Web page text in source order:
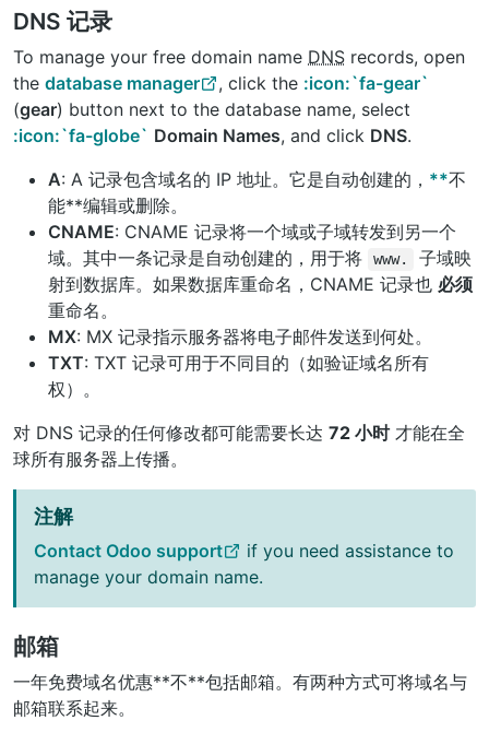
DNS 记录
To manage your free domain name DNS records, open
the database manager , click the :icon:`fa-gear`
(gear) button next to the database name, select
:icon:`fa-globe` Domain Names, and click DNS.
A: A 记录包含域名的 IP 地址。它是自动创建的， **不
能**编辑或删除。
CNAME: CNAME 记录将一个域或子域转发到另一个
域。其中一条记录是自动创建的，用于将
www.
子域映
射到数据库。如果数据库重命名，CNAME 记录也 必须
重命名。
MX: MX 记录指示服务器将电子邮件发送到何处。
TXT: TXT 记录可用于不同目的（如验证域名所有
权）。
对 DNS 记录的任何修改都可能需要长达 72 小时才能在全
球所有服务器上传播。
注解
Contact Odoo support
if you need assistance to
manage your domain name.
邮箱
一年免费域名优惠**不**包括邮箱。有两种方式可将域名与
邮箱联系起来。